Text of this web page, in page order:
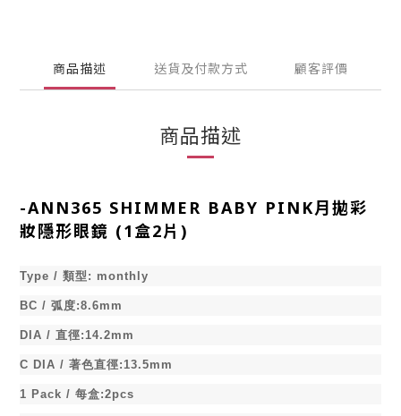
商品描述 送貨及付款方式 顧客評價
商品描述
-ANN365 SHIMMER BABY PINK月拋彩
妝隱形眼鏡 (1盒2片)
Type / 類型 : monthly
BC / 弧度:8.6mm
DIA / 直徑:14.2mm
C DIA / 著色直徑:13.5mm
1 Pack / 每盒:2pcs